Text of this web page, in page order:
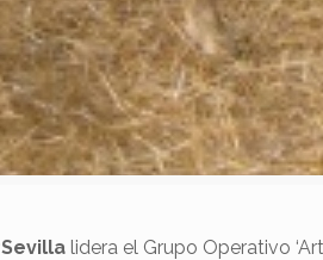
lidera el Grupo Operativo